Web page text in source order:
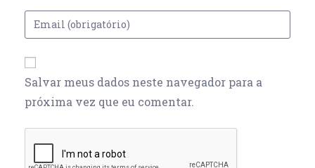
Salvar meus dados neste navegador para a
próxima vez que eu comentar.